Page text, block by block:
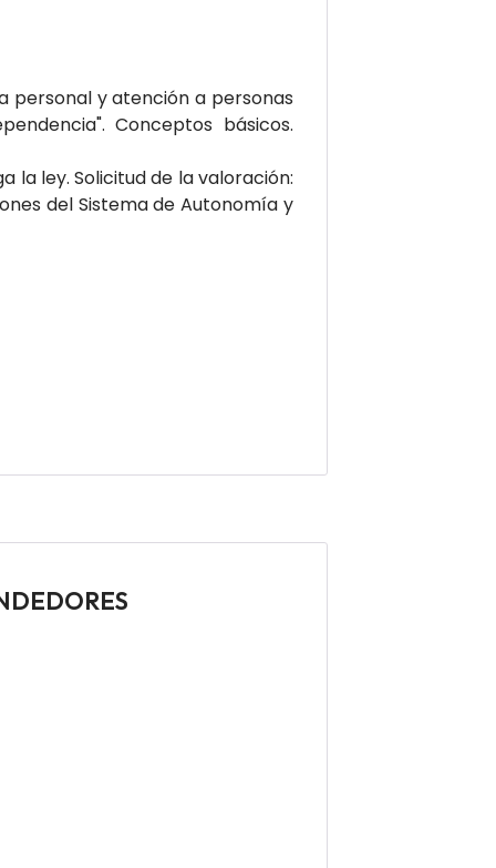
personal y atención a personas
Conceptos básicos.
ley. Solicitud de la valoración:
del Sistema de Autonomía y